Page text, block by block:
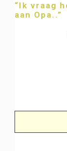
“Ik vraag
aan Opa..”